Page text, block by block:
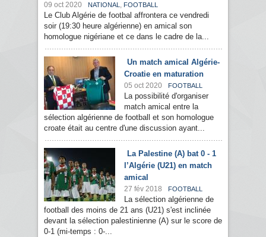
09 oct 2020 NATIONAL , FOOTBALL
Le Club Algérie de footbal affrontera ce vendredi
soir (19:30 heure algérienne) en amical son
homologue nigériane et ce dans le cadre de la...
Un match amical Algérie-
Croatie en maturation
05 oct 2020 FOOTBALL
La possibilité d'organiser
match amical entre la
sélection algérienne de football et son homologue
croate était au centre d'une discussion ayant...
La Palestine (A) bat 0 - 1
l’Algérie (U21) en match
amical
27 fév 2018 FOOTBALL
La sélection algérienne de
football des moins de 21 ans (U21) s'est inclinée
devant la sélection palestinienne (A) sur le score de
0-1 (mi-temps : 0-...